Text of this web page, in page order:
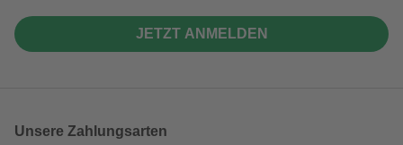
JETZT ANMELDEN
Unsere Zahlungsarten